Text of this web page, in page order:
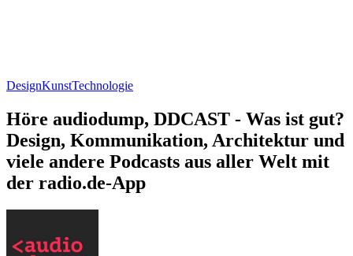
DesignKunstTechnologie
Höre audiodump, DDCAST - Was ist gut?
Design, Kommunikation, Architektur und
viele andere Podcasts aus aller Welt mit
der radio.de-App